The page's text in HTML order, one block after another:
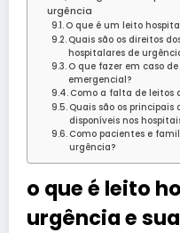
urgência
O que é um leito
Quais são os direitos
hospitalares de
O que fazer em caso
emergencial?
Como a falta de leitos
Quais são os
disponíveis nos
Como pacientes e
urgência?
o que é leito
urgência e